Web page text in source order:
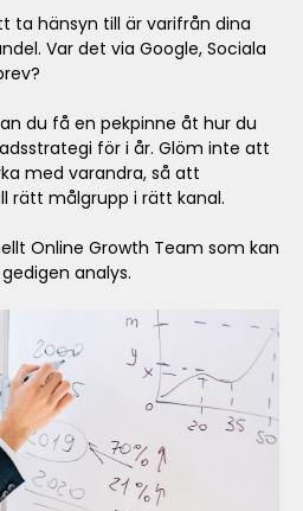
ta hänsyn till är varifrån dina
Var det via Google, Sociala
du få en pekpinne åt hur du
för i år. Glöm inte att
med varandra, så att
rätt målgrupp i rätt kanal.
Online Growth Team som kan
analys.